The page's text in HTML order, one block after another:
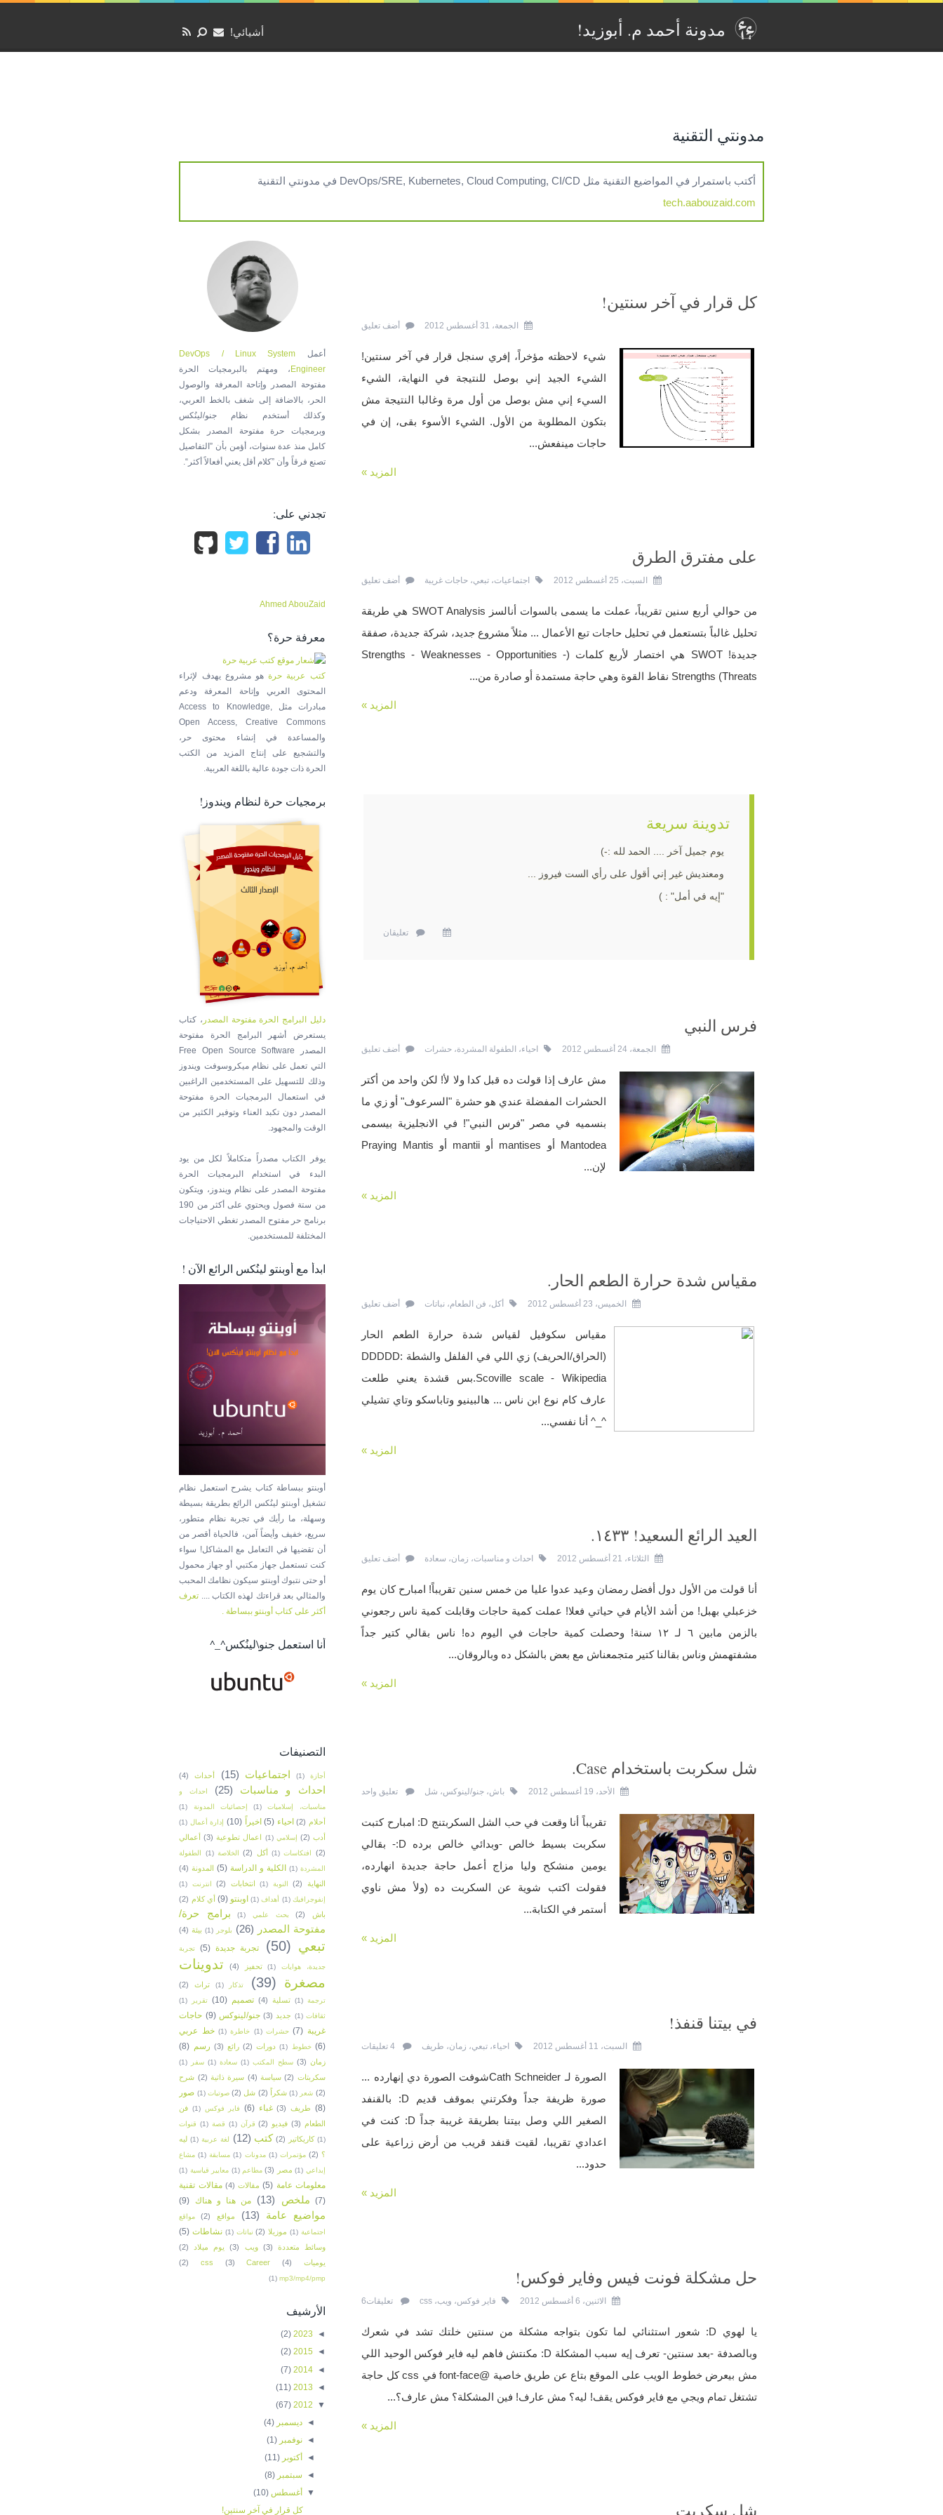
مدونة أحمد م. أبوزيد‏‫!‏ أشيائي!
مدونتي التقنية
أكتب باستمرار في المواضيع التقنية مثل DevOps/SRE, Kubernetes, Cloud Computing, CI/CD في مدونتي التقنية
tech.aabouzaid.com
كل قرار في آخر سنتين!
الجمعة، 31 أغسطس 2012 أضف تعليق
شيء لاحظته مؤخراً، إفري سنجل قرار في آخر سنتين!
الشيء الجيد إني بوصل للنتيجة في النهاية، الشيء
السيء إني مش بوصل من أول مرة وغالبا النتيجة مش
بتكون المطلوبة من الأول. الشيء الأسوء بقى، إن في
حاجات مينفعش...
المزيد »
على مفترق الطرق
السبت، 25 أغسطس 2012 اجتماعيات، تبعي، حاجات غريبة أضف تعليق
من حوالي أربع سنين تقريباً، عملت ما يسمى بالسوات أنالسز SWOT Analysis هي طريقة
تحليل غالباً بتستعمل في تحليل حاجات تبع الأعمال ... مثلاً مشروع جديد، شركة جديدة، صفقة
جديدة! SWOT هي اختصار لأربع كلمات (Strengths - Weaknesses - Opportunities -
Threats) Strengths نقاط القوة وهي حاجة مستمدة أو صادرة من...
المزيد »
تدوينة سريعة
يوم جميل آخر .... الحمد لله :-)
ومعنديش غير إني أقول على رأي الست فيروز ...
"إيه في أمل" : )
تعليقان
فرس النبي
الجمعة، 24 أغسطس 2012 احياء، الطفولة المشردة، حشرات أضف تعليق
مش عارف إذا قولت ده قبل كدا ولا ﻷ! لكن واحد من أكتر
الحشرات المفضلة عندي هو حشرة "السرعوف" أو زي ما
بنسميه في مصر "فرس النبي"! في الانجليزية بيسمى
Mantodea أو mantises أو mantii أو Praying Mantis
لإن...
المزيد »
مقياس شدة حرارة الطعم الحار.
الخميس، 23 أغسطس 2012 أكل، فن الطعام، نباتات أضف تعليق
مقياس سكوفيل لقياس شدة حرارة الطعم الحار
(الحراق/الحريف) زي اللي في الفلفل والشطة DDDDD:
Scoville scale - Wikipedia.بس قشدة يعني طلعت
عارف كام نوع ابن ناس ... هالبينيو وتاباسكو وتاي تشيلي
^_^ أنا نفسي...
المزيد »
العيد الرائع السعيد! ١٤٣٣.
الثلاثاء، 21 أغسطس 2012 احداث و مناسبات، زمان، سعادة أضف تعليق
أنا قولت من الأول دول أفضل رمضان وعيد عدوا عليا من خمس سنين تقريباً! امبارح كان يوم
خزعبلي بهبل! من أشد الأيام في حياتي فعلا! عملت كمية حاجات وقابلت كمية ناس رجعوني
بالزمن مابين ٦ لـ ١٢ سنة! وحصلت كمية حاجات في اليوم ده! ناس بقالي كتير جداً
مشفتهمش وناس بقالنا كتير متجمعناش مع بعض بالشكل ده وبالروقان...
المزيد »
شل سكربت باستخدام Case.
الأحد، 19 أغسطس 2012 باش، جنو/لينوكس، شل تعليق واحد
تقريباً أنا وقعت في حب الشل السكربتنج D: امبارح كتبت
سكربت بسيط خالص -وبدائي خالص برده D:- بقالي
يومين منشكح وليا مزاج أعمل حاجة جديدة انهارده،
فقولت اكتب شوية عن السكربت ده (وﻷ مش ناوي
أستمر في الكتابة...
المزيد »
في بيتنا قنفذ!
السبت، 11 أغسطس 2012 احياء، تبعي، زمان، طريف
الصورة لـ Cath Schneiderشوفت الصورة دي إنهارده ...
صورة ظريفة جداً وفكرتني بموقف قديم D: بالقنفد
الصغير اللي وصل بيتنا بطريقة غريبة جداً D: كنت في
اعدادي تقريبا، لقيت قنفد قريب من أرض زراعية على
حدود...
المزيد »
حل مشكلة فونت فيس وفاير فوكس!
الاثنين، 6 أغسطس 2012 فاير فوكس، ويب، css تعليقات6
يا لهوي D: شعور استثنائي لما تكون بتواجه مشكلة من سنتين خلتك تشد في شعرك
وبالصدفة -بعد سنتين- تعرف إيه سبب المشكلة D: مكنتش فاهم ليه فاير فوكس الوحيد اللي
مش بيعرض خطوط الويب على الموقع بتاع عن طريق خاصية @font-face في css كل حاجة
تشتغل تمام ويجي مع فاير فوكس يقف! ليه؟ مش عارف! فين المشكلة؟ مش عارف؟...
المزيد »
شل سكربت
أعمل DevOps / Linux System
Engineer ، ومهتم بالبرمجيات الحرة
مفتوحة المصدر وإتاحة المعرفة والوصول
الحر، بالاضافة إلى شغف بالخط العربي،
وكذلك أستخدم نظام جنو/لينُكس
وبرمجيات حرة مفتوحة المصدر بشكل
كامل منذ عدة سنوات، أؤمن بأن ”التفاصيل
تصنع فرقاً وأن ”كلام أقل يعني أفعالاً أكثر“.
تجدني على:
Ahmed AbouZaid
معرفة حرة؟
كتب عربية حرةهو مشروع يهدف لإثراء
المحتوى العربي وإتاحة المعرفة ودعم
مبادرات مثل Access to Knowledge,
Open Access, Creative Commons
والمساعدة في إنشاء محتوى حر،
والتشجيع على إنتاج المزيد من الكتب
الحرة ذات جودة عالية باللغة العربية.
برمجيات حرة لنظام ويندوز!
دليل البرامج الحرة مفتوحة المصدر ، كتاب
يستعرض أشهر البرامج الحرة مفتوحة
المصدر Free Open Source Software
التي تعمل على نظام ميكروسوفت ويندوز
وذلك للتسهيل على المستخدمين الراغبين
في استعمال البرمجيات الحرة مفتوحة
المصدر دون تكبد العناء وتوفير الكثير من
الوقت والمجهود.
يوفر الكتاب مصدراً متكاملاً لكل من يود
البدء في استخدام البرمجيات الحرة
مفتوحة المصدر على نظام ويندوز، ويتكون
من ستة فصول ويحتوي على أكثر من 190
برنامج حر مفتوح المصدر تغطي الاحتياجات
المختلفة للمستخدمين.
ابدأ مع أوبنتو لينُكس الرائع الآن !
أوبنتو ببساطة كتاب يشرح استعمل نظام
تشغيل أوبنتو لينُكس الرائع بطريقة بسيطة
وسهلة، ما رأيك في تجربة نظام متطور،
سريع، خفيف وأيضاً آمن، فالحياة أقصر من
أن تقضيها في التعامل مع المشاكل! سواء
كنت تستعمل جهاز مكتبي أو جهاز محمول
أو حتى نتبوك أوبنتو سيكون نظامك المحبب
والمثالي بعد قراءتك لهذه الكتاب .... تعرف
أكثر على كتاب أوبنتو ببساطة .
أنا استعمل جنو\لينُكس^_^
التصنيفات
أجازة (1) اجتماعيات (15) أحداث (4)
احداث و مناسبات (25)
احداث و
مناسبات، إسلاميات
(1) إحصائيات المدونة (1)
أحلام (2) احياء (5) اخيراً (10) إدارة أعمال (1)
أدب (2) إسلامي (1) اعمال تطوعية (3) أعمالي
(2)
افتكاسات (1) أكل (2) الخلاصة (1)
الطفولة
المشردة (1) الكلية و الدراسة (5) المدونة (4)
النهاية
(2) النوبة (1) انتخابات (2) انترنت
(1)
إنفوجرافيك (1) أهداف (1) اوبنتو (9) أي كلام (2)
باش
(2) بحث علمي (1)
برامج حرة/
مفتوحة المصدر (26) بلوجر (1) بيئة (4)
تبعي (50) تجربة جديدة (5) تجربة
جديدة، هوايات (1) تحفيز (4)
تدوينات
مصغرة (39) تذكار (1) تراث (2)
ترجمة (1) تسلية (4) تصميم (10) تقرير
(1)
ثقافات (1) جديد (3) جنو/لينوكس (9) حاجات
غريبة (7) حشرات (1) خاطرة (1) خط عربي
(6) خطوط (1) دورات (2) رائع (3) رسم (8)
زمان (3) سطح المكتب (1) سعادة (1) سفر (1)
سكربتات (2) سياسة (4) سيرة ذاتية (2) شرح
(2) شعر (1) شكراً (2) شل (2) صوتيات (1) صور
(8) طريف (3) غباء (6) فاير فوكس (1) فن
الطعام (3) فيديو (2) قرآن (1) قصة (1) قنوات
(1) كاريكاتير (2) كتب (12) لغة عربية (1) ليه
؟ (2) مؤتمرات (1) مدونات (1) مسابقة (1) مشاع
إبداعي (1) مصر (3) مطاعم (1) معايير قياسية (1)
معلومات عامة (5) مقالات (4) مقالات تقنية
(7) ملخص (13) من هنا و هناك (9)
مواضيع عامة (13) مواقع (2)
مواقع
اجتماعية (1) موزيلا (2) نباتات (1) نشاطات (5)
وسائط متعددة (3) ويب (3) يوم ميلاد
(2)
يوميات
(4)
Career
(3)
css
(2)
mp3/mp4/pmp
(1)
الأرشيف
◄
2023
(2)
◄
2015
(2)
◄
2014
(7)
◄
2013
(11)
▼
2012
(67)
◄ديسمبر(4)
◄نوفمبر(1)
◄
أكتوبر(11)
◄ سبتمبر(8)
▼
أغسطس(10)
كل قرار في آخر سنتين!